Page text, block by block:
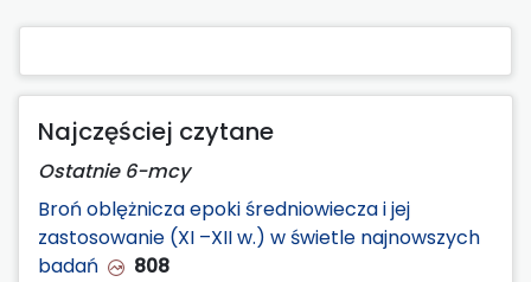
Najczęściej czytane
Ostatnie 6-mcy
Broń oblężnicza epoki średniowiecza i jej
zastosowanie (XI –XII w.) w świetle najnowszych
badań
808